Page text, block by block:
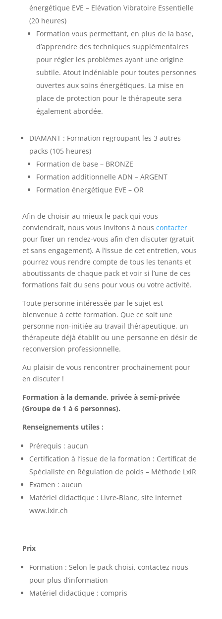
énergétique EVE – Elévation Vibratoire Essentielle
(20 heures)
Formation vous permettant, en plus de la base,
d’apprendre des techniques supplémentaires
pour régler les problèmes ayant une origine
subtile. Atout indéniable pour toutes personnes
ouvertes aux soins énergétiques. La mise en
place de protection pour le thérapeute sera
également abordée.
DIAMANT : Formation regroupant les 3 autres
packs (105 heures)
Formation de base – BRONZE
Formation additionnelle ADN – ARGENT
Formation énergétique EVE – OR
Afin de choisir au mieux le pack qui vous
conviendrait, nous vous invitons à nous contacter
pour fixer un rendez-vous afin d’en discuter (gratuit
et sans engagement). A l’issue de cet entretien, vous
pourrez vous rendre compte de tous les tenants et
aboutissants de chaque pack et voir si l’une de ces
formations fait du sens pour vous ou votre activité.
Toute personne intéressée par le sujet est
bienvenue à cette formation. Que ce soit une
personne non-initiée au travail thérapeutique, un
thérapeute déjà établit ou une personne en désir de
reconversion professionnelle.
Au plaisir de vous rencontrer prochainement pour
en discuter !
Formation à la demande, privée à semi-privée
(Groupe de 1 à 6 personnes).
Renseignements utiles :
Prérequis : aucun
Certification à l’issue de la formation : Certificat de
Spécialiste en Régulation de poids – Méthode LxiR
Examen : aucun
Matériel didactique : Livre-Blanc, site internet
www.lxir.ch
Prix
Formation : Selon le pack choisi, contactez-nous
pour plus d’information
Matériel didactique : compris